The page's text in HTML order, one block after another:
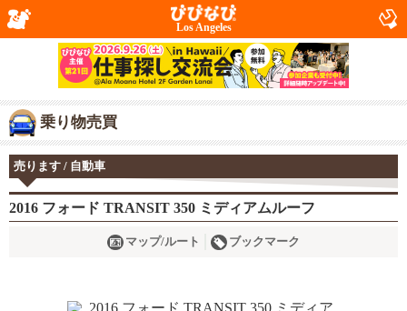
Los Angeles
乗り物売買
売ります / 自動車
2016 フォード TRANSIT 350 ミディアムルーフ
マップ/ルート ブックマーク